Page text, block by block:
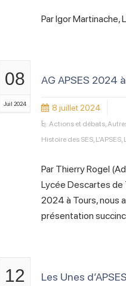
Par Igor
08
Juil 2024
AG APSES 2024
8 juillet 2024
Actions et débats,
Histoire des SES, L'APSES,
Par Thierry Rogel
Lycée Descartes de
2024 à Tours, nous
présentation
12 Les Unes